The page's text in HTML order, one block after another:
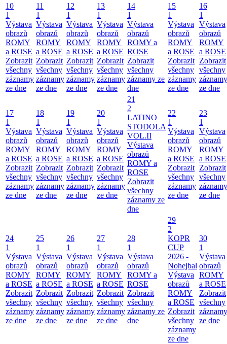
10
1
Výstava
obrazů
ROMY
a ROSE
Zobrazit
všechny
záznamy
ze dne
11
1
Výstava
obrazů
ROMY
a ROSE
Zobrazit
všechny
záznamy
ze dne
12
1
Výstava
obrazů
ROMY
a ROSE
Zobrazit
všechny
záznamy
ze dne
13
1
Výstava
obrazů
ROMY
a ROSE
Zobrazit
všechny
záznamy
ze dne
14
1
Výstava
obrazů
ROMY a
ROSE
Zobrazit
všechny
záznamy ze
dne
15
1
Výstava
obrazů
ROMY
a ROSE
Zobrazit
všechny
záznamy
ze dne
16
1
Výstava
obrazů
ROMY
a ROSE
Zobrazit
všechny
záznamy
ze dne
17
1
Výstava
obrazů
ROMY
a ROSE
Zobrazit
všechny
záznamy
ze dne
18
1
Výstava
obrazů
ROMY
a ROSE
Zobrazit
všechny
záznamy
ze dne
19
1
Výstava
obrazů
ROMY
a ROSE
Zobrazit
všechny
záznamy
ze dne
20
1
Výstava
obrazů
ROMY
a ROSE
Zobrazit
všechny
záznamy
ze dne
21
2
LATINO
STODOLA
VOL.II
Výstava
obrazů
ROMY a
ROSE
Zobrazit
všechny
záznamy ze
dne
22
1
Výstava
obrazů
ROMY
a ROSE
Zobrazit
všechny
záznamy
ze dne
23
1
Výstava
obrazů
ROMY
a ROSE
Zobrazit
všechny
záznamy
ze dne
24
1
Výstava
obrazů
ROMY
a ROSE
Zobrazit
všechny
záznamy
ze dne
25
1
Výstava
obrazů
ROMY
a ROSE
Zobrazit
všechny
záznamy
ze dne
26
1
Výstava
obrazů
ROMY
a ROSE
Zobrazit
všechny
záznamy
ze dne
27
1
Výstava
obrazů
ROMY
a ROSE
Zobrazit
všechny
záznamy
ze dne
28
1
Výstava
obrazů
ROMY a
ROSE
Zobrazit
všechny
záznamy ze
dne
29
2
KOPR
CUP
2026 -
Nohejbal
Výstava
obrazů
ROMY
a ROSE
Zobrazit
všechny
záznamy
ze dne
30
1
Výstava
obrazů
ROMY
a ROSE
Zobrazit
všechny
záznamy
ze dne